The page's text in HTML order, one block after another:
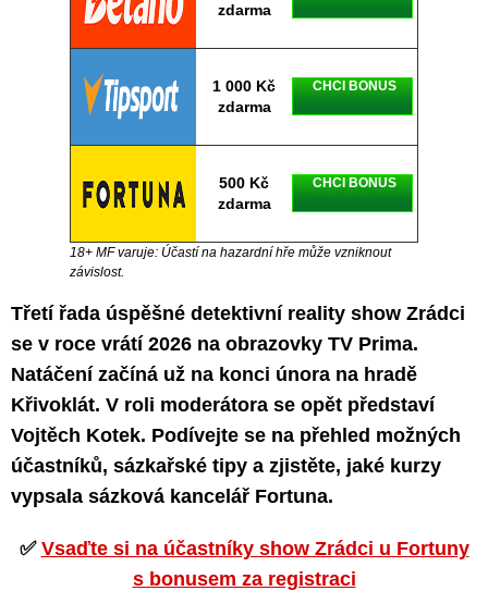
zdarma
1 000 Kč
zdarma
CHCI BONUS
500 Kč
zdarma
CHCI BONUS
18+ MF varuje: Účastí na hazardní hře může vzniknout
závislost.
Třetí řada úspěšné detektivní reality show Zrádci
se v roce vrátí 2026 na obrazovky TV Prima.
Natáčení začíná už na konci února na hradě
Křivoklát. V roli moderátora se opět představí
Vojtěch Kotek. Podívejte se na přehled možných
účastníků, sázkařské tipy a zjistěte, jaké kurzy
vypsala sázková kancelář Fortuna.
✅ Vsaďte si na účastníky show Zrádci u Fortuny
s bonusem za registraci